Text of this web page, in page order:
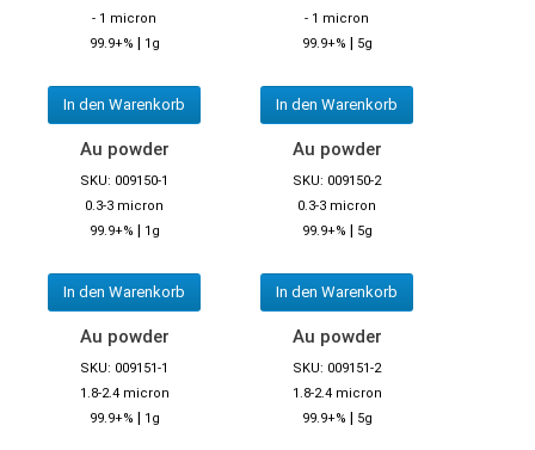
- 1 micron
99.9+% | 1g
In den Warenkorb
- 1 micron
99.9+% | 5g
In den Warenkorb
Au powder
SKU: 009150-1
0.3-3 micron
99.9+% | 1g
In den Warenkorb
Au powder
SKU: 009150-2
0.3-3 micron
99.9+% | 5g
In den Warenkorb
Au powder
SKU: 009151-1
1.8-2.4 micron
99.9+% | 1g
Au powder
SKU: 009151-2
1.8-2.4 micron
99.9+% | 5g